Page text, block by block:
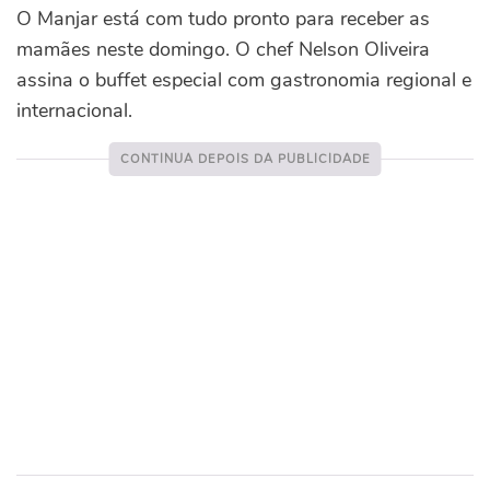
O Manjar está com tudo pronto para receber as
mamães neste domingo. O chef Nelson Oliveira
assina o buffet especial com gastronomia regional e
internacional.